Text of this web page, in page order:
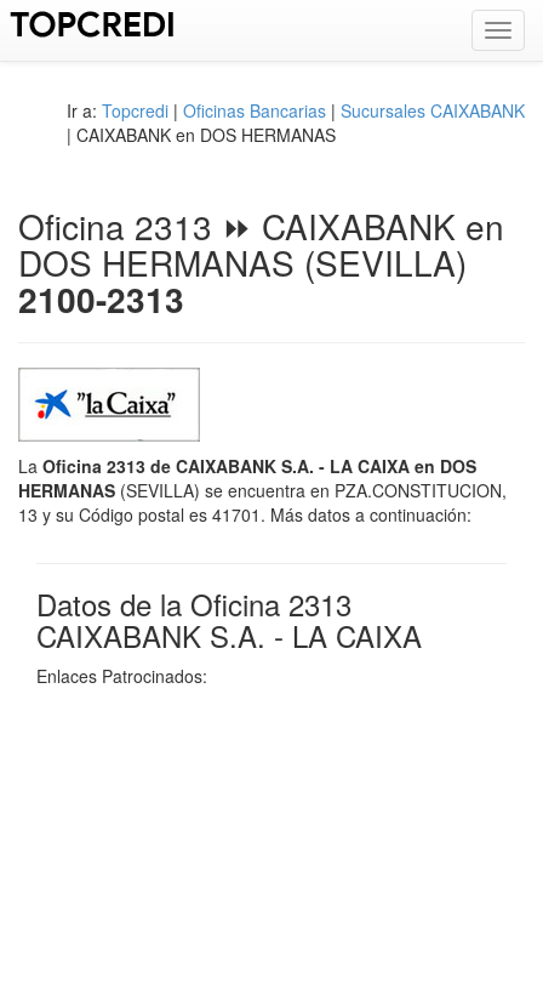
Ir a: Topcredi | Oficinas Bancarias | Sucursales CAIXABANK
| CAIXABANK en DOS HERMANAS
Oficina 2313 ⏩ CAIXABANK en
DOS HERMANAS (SEVILLA)
2100-2313
La Oficina 2313 de CAIXABANK S.A. - LA CAIXA en DOS
HERMANAS (SEVILLA) se encuentra en PZA.CONSTITUCION,
13 y su Código postal es 41701. Más datos a continuación:
Datos de la Oficina 2313
CAIXABANK S.A. - LA CAIXA
Enlaces Patrocinados: